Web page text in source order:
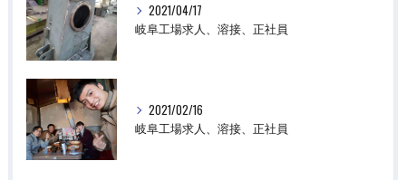
2021/04/17
岐阜工場求人、溶接、正社員
2021/02/16
岐阜工場求人、溶接、正社員